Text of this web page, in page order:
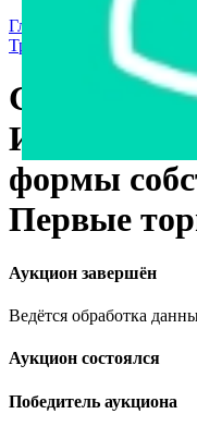
Главная страница
Транспорт
Легковые
Geely SC7,
Имущество
формы
Первые
Аукцион завершён
Ведётся обработка
Аукцион состоялся
Победитель аукциона